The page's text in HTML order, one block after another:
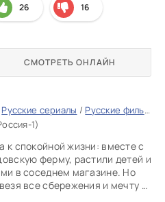
Русские сериалы / Русские фильмы 2025
1)
спокойной жизни: вместе с
ферму, растили детей и
в соседнем магазине. Но
все сбережения и мечту о
СМОТРЕТЬ ОНЛАЙН
26 16